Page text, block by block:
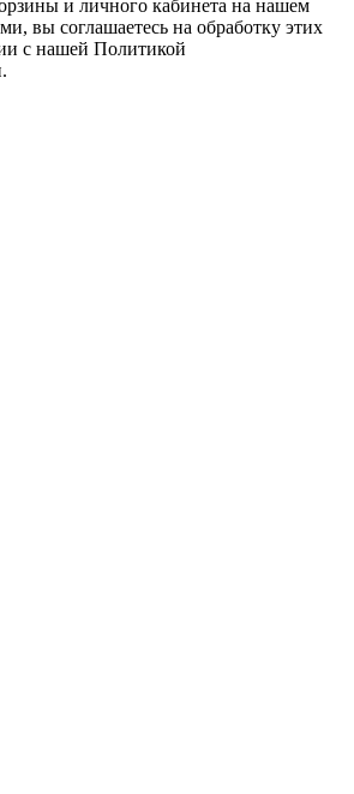
и личного кабинета на нашем
вы соглашаетесь на обработку этих
с нашей Политикой